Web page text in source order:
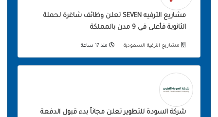
مشاريع الترفيه SEVEN تعلن وظائف شاغرة لحملة
الثانوية فأعلى في 9 مدن بالمملكة
مشاريع الترفية السعودية منذ 17 ساعة
شركة السودة للتطوير تعلن مجاناً بدء قبول الدفعة